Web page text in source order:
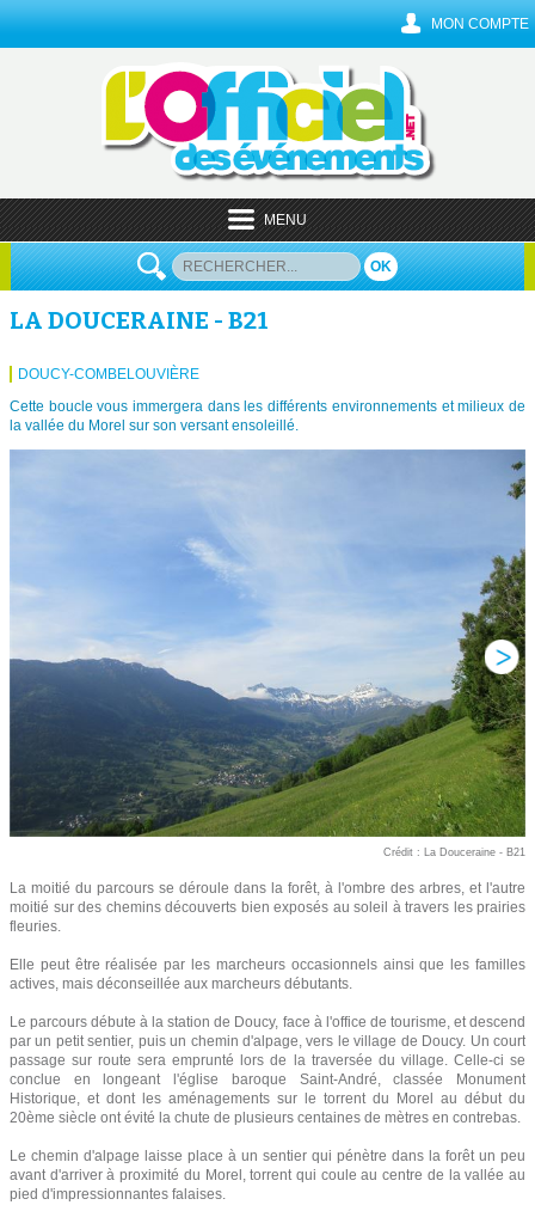
MON COMPTE
MENU
OK
LA DOUCERAINE - B21
DOUCY-COMBELOUVIÈRE
Cette boucle vous immergera dans les différents environnements et milieux de
la vallée du Morel sur son versant ensoleillé.
Crédit : La Douceraine - B21
La moitié du parcours se déroule dans la forêt, à l'ombre des arbres, et l'autre
moitié sur des chemins découverts bien exposés au soleil à travers les prairies
fleuries.
Elle peut être réalisée par les marcheurs occasionnels ainsi que les familles
actives, mais déconseillée aux marcheurs débutants.
Le parcours débute à la station de Doucy, face à l'office de tourisme, et descend
par un petit sentier, puis un chemin d'alpage, vers le village de Doucy. Un court
passage sur route sera emprunté lors de la traversée du village. Celle-ci se
conclue en longeant l'église baroque Saint-André, classée Monument
Historique, et dont les aménagements sur le torrent du Morel au début du
20ème siècle ont évité la chute de plusieurs centaines de mètres en contrebas.
Le chemin d'alpage laisse place à un sentier qui pénètre dans la forêt un peu
avant d'arriver à proximité du Morel, torrent qui coule au centre de la vallée au
pied d'impressionnantes falaises.